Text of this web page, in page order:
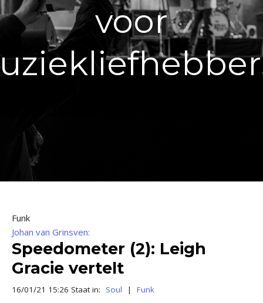
voor
Funk
Johan van Grinsven:
Speedometer (2): Leigh
Gracie vertelt
16/01/21 15:26 Staat in: Soul | Funk